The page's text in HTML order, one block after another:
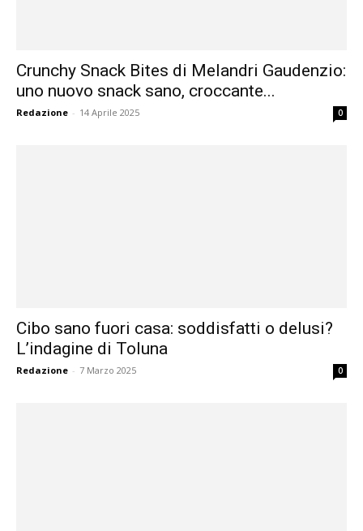
Crunchy Snack Bites di Melandri Gaudenzio:
uno nuovo snack sano, croccante...
Redazione - 14 Aprile 2025 0
Cibo sano fuori casa: soddisfatti o delusi?
L’indagine di Toluna
Redazione - 7 Marzo 2025 0